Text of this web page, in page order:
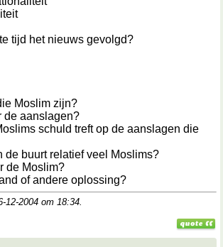
tijd het nieuws gevolgd?
Moslim zijn?
de aanslagen?
schuld treft op de aanslagen die
de buurt relatief veel Moslims?
de Moslim?
of andere oplossing?
12-2004 om 18:34.